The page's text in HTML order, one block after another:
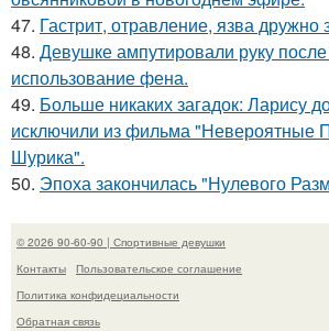
47. Гастрит, отравление, язва дружно
48. Девушке ампутировали руку
использование фена.
49. Больше никаких загадок: Ларису
исключили из фильма "Невероятные
Шурика".
50. Эпоха закончилась "Нулевого
© 2026 90-60-90 | Спортивные девушки
Контакты
Пользовательское соглашение
Политика конфидециальности
Обратная связь